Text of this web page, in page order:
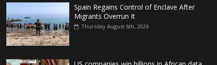
Spain Regains Control of Enclave After
Migrants Overrun It
Thursday August 6th, 2026